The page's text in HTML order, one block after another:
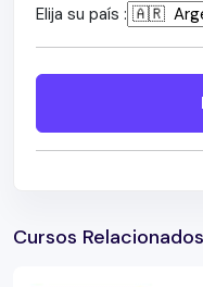
crónica
MURANO)
clorambucilo
ELEVATE:
Elija su país :
Cursos Relacionados